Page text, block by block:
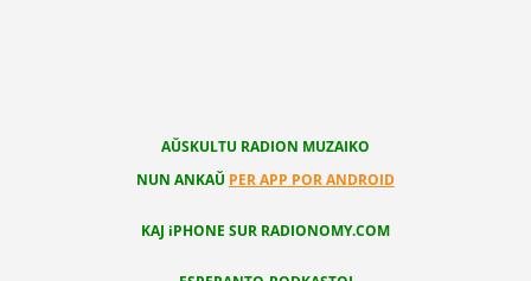
AŬSKULTU RADION MUZAIKO
NUN ANKAŬ PER APP POR ANDROID
KAJ iPHONE SUR RADIONOMY.COM